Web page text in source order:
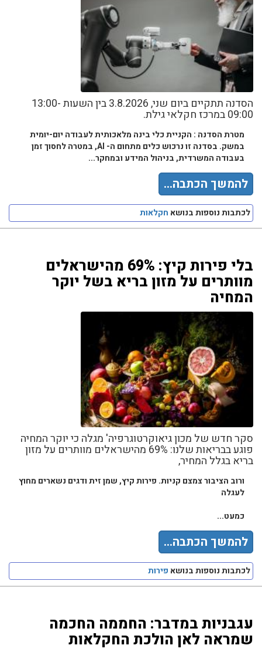
הסדנה תתקיים ביום שני, 3.8.2026 בין השעות 13:00-
09:00 במרכז חקלאי גילת.
מטרת הסדנה : הקניית כלי בינה מלאכותית לעבודה יום-יומית
במשק. בסדנה זו נרכוש כלים מתחום ה- AI, במטרה לחסוך זמן
בעבודה המשרדית, בניהול המידע ובמחקר...
להמשך הכתבה...
לכתבות נוספות בנושא חקלאות
בלי פירות קיץ: 69% מהישראלים
מוותרים על מזון בריא בשל יוקר
המחיה
סקר חדש של מכון גיאוקרטוגרפיה' מגלה כי יוקר המחיה
פוגע בבריאות שלנו: 69% מהישראלים מוותרים על מזון
בריא בגלל המחיר,
ורוב הציבור צמצם קניות. פירות קיץ, שמן זית ודגים נשארים מחוץ
לעגלה
כמעט...
להמשך הכתבה...
לכתבות נוספות בנושא פירות
עגבניות במדבר: החממה החכמה
שמראה לאן הולכת החקלאות